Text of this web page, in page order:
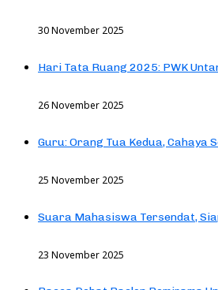
30 November 2025
Hari Tata Ruang 2025: PWK
26 November 2025
Guru: Orang Tua Kedua, Cahaya
25 November 2025
Suara Mahasiswa Tersendat,
23 November 2025